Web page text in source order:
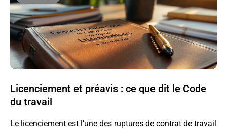
Licenciement et préavis : ce que dit le Code
du travail
Le licenciement est l’une des ruptures de contrat de travail